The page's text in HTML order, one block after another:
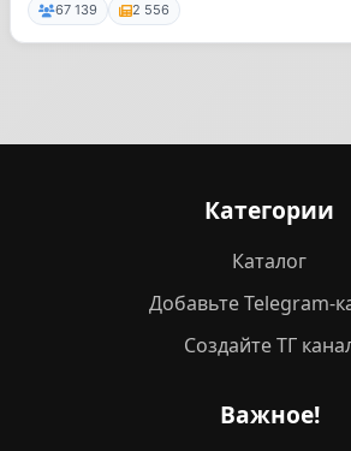
67 139 2 556
Категории
Каталог
Добавьте Telegram-
Создайте ТГ
Важное!